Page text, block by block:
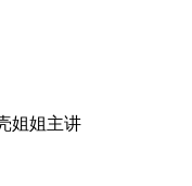
姐姐主讲